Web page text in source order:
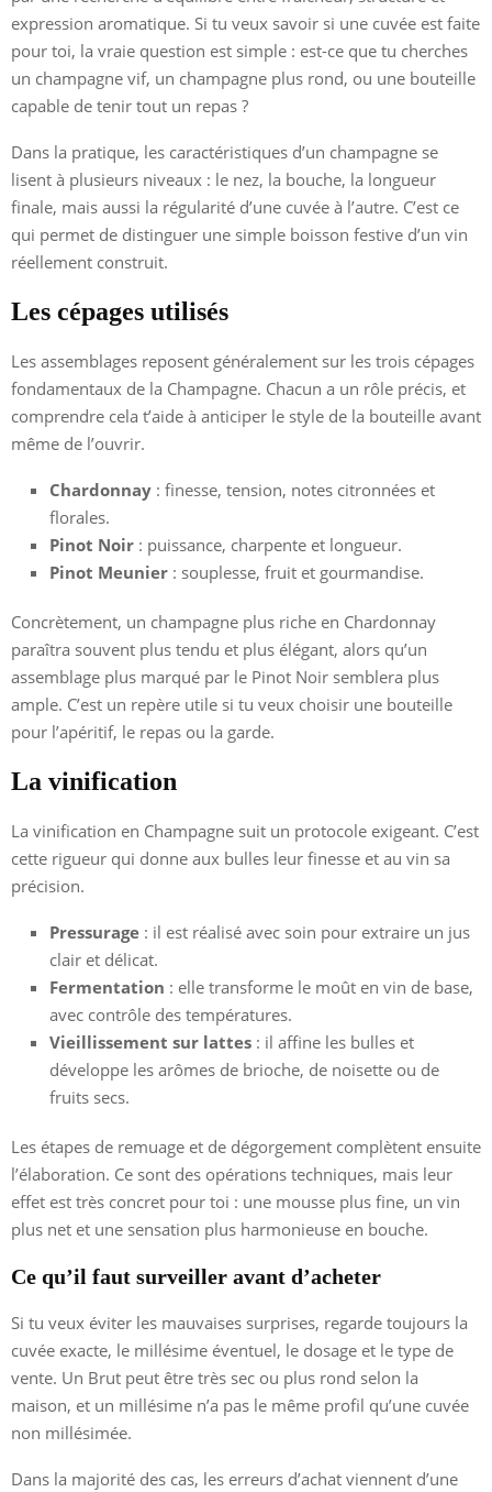
expression aromatique. Si tu veux savoir si une cuvée est faite
pour toi, la vraie question est simple : est-ce que tu cherches
un champagne vif, un champagne plus rond, ou une bouteille
capable de tenir tout un repas ?
Dans la pratique, les caractéristiques d’un champagne se
lisent à plusieurs niveaux : le nez, la bouche, la longueur
finale, mais aussi la régularité d’une cuvée à l’autre. C’est ce
qui permet de distinguer une simple boisson festive d’un vin
réellement construit.
Les cépages utilisés
Les assemblages reposent généralement sur les trois cépages
fondamentaux de la Champagne. Chacun a un rôle précis, et
comprendre cela t’aide à anticiper le style de la bouteille avant
même de l’ouvrir.
Chardonnay : finesse, tension, notes citronnées et
florales.
Pinot Noir : puissance, charpente et longueur.
Pinot Meunier : souplesse, fruit et gourmandise.
Concrètement, un champagne plus riche en Chardonnay
paraîtra souvent plus tendu et plus élégant, alors qu’un
assemblage plus marqué par le Pinot Noir semblera plus
ample. C’est un repère utile si tu veux choisir une bouteille
pour l’apéritif, le repas ou la garde.
La vinification
La vinification en Champagne suit un protocole exigeant. C’est
cette rigueur qui donne aux bulles leur finesse et au vin sa
précision.
Pressurage : il est réalisé avec soin pour extraire un jus
clair et délicat.
Fermentation : elle transforme le moût en vin de base,
avec contrôle des températures.
Vieillissement sur lattes : il affine les bulles et
développe les arômes de brioche, de noisette ou de
fruits secs.
Les étapes de remuage et de dégorgement complètent ensuite
l’élaboration. Ce sont des opérations techniques, mais leur
effet est très concret pour toi : une mousse plus fine, un vin
plus net et une sensation plus harmonieuse en bouche.
Ce qu’il faut surveiller avant d’acheter
Si tu veux éviter les mauvaises surprises, regarde toujours la
cuvée exacte, le millésime éventuel, le dosage et le type de
vente. Un Brut peut être très sec ou plus rond selon la
maison, et un millésime n’a pas le même profil qu’une cuvée
non millésimée.
Dans la majorité des cas, les erreurs d’achat viennent d’une